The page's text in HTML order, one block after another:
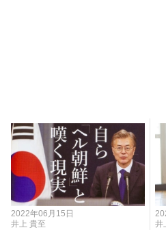
2022年06月15日
井上 貴至
井